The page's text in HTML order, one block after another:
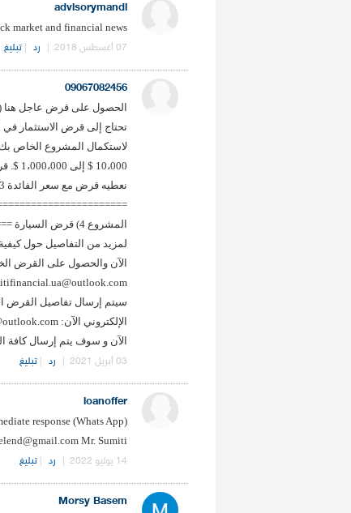
advisorymandi
market and financial news
07 أغسطس 2018 رد تبليغ
09067082456
الحصول على قرض عاجل هنا
تحتاج إلى قرض الاستثمار
لاستكمال المشروع الخاص
المشروع 4) قرض
الآن والحصول على القرض
سيتم إرسال تفاصيل القرض
الآن و سوف يتم إرسال كافة
03 أبريل 2021 رد تبليغ
loanoffer
response (Whats App)
Mr. Sumiti
14 يوليو 2022 رد تبليغ
Morsy Basem